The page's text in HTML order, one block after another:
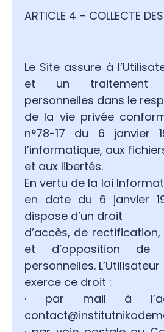
ARTICLE 4 – COLLECTE
Le Site assure à
et un traitement
personnelles dans le
de la vie privée
n°78-17 du 6 janvier
l’informatique, aux
et aux libertés.
En vertu de la loi
en date du 6 janvier
dispose d’un droit
d’accès, de
et d’opposition de
personnelles. L’Utilisateur
exerce ce droit :
· par mail à